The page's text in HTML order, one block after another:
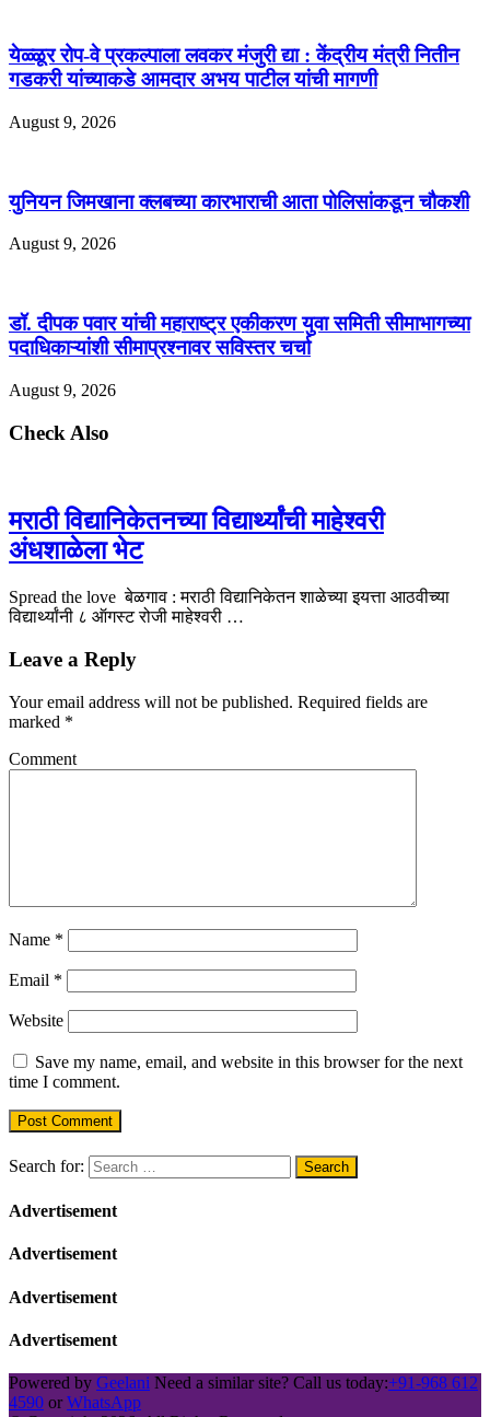
येळ्ळूर रोप-वे प्रकल्पाला लवकर मंजुरी द्या : केंद्रीय मंत्री नितीन
गडकरी यांच्याकडे आमदार अभय पाटील यांची मागणी
August 9, 2026
युनियन जिमखाना क्लबच्या कारभाराची आता पोलिसांकडून चौकशी
August 9, 2026
डॉ. दीपक पवार यांची महाराष्ट्र एकीकरण युवा समिती सीमाभागच्या
पदाधिकाऱ्यांशी सीमाप्रश्नावर सविस्तर चर्चा
August 9, 2026
Check Also
मराठी विद्यानिकेतनच्या विद्यार्थ्यांची माहेश्वरी
अंधशाळेला भेट
Spread the love बेळगाव : मराठी विद्यानिकेतन शाळेच्या इयत्ता आठवीच्या
विद्यार्थ्यांनी ८ ऑगस्ट रोजी माहेश्वरी …
Leave a Reply
Your email address will not be published. Required fields are
marked *
Comment
Name *
Email *
Website
Save my name, email, and website in this browser for the next
time I comment.
Search for:
Advertisement
Advertisement
Advertisement
Advertisement
Powered by Geelani Need a similar site? Call us today:+91-968 612
4590 or WhatsApp